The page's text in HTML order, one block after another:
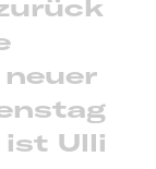
ist Ulli